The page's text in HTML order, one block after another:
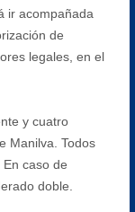
ir acompañada
de
legales, en el
y cuatro
Manilva. Todos
caso de
doble.